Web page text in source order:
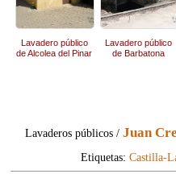
Lavadero público
de Alcolea del Pinar
Lavadero público
de Barbatona
Lavaderos públicos /Juan
Etiquetas: Castilla-